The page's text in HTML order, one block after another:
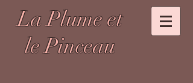
La Plume et
le Pinceau